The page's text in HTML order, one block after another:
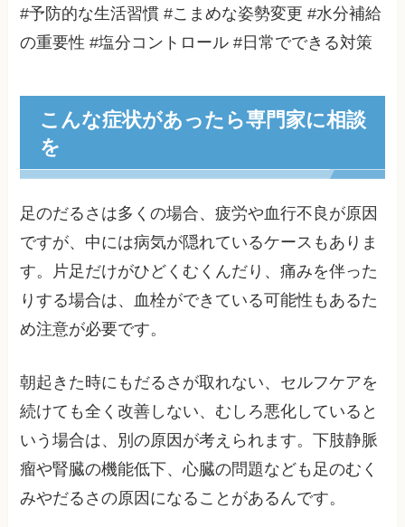
#予防的な生活習慣 #こまめな姿勢変更 #水分補給
の重要性 #塩分コントロール #日常でできる対策
こんな症状があったら専門家に相談
を
足のだるさは多くの場合、疲労や血行不良が原因
ですが、中には病気が隠れているケースもありま
す。片足だけがひどくむくんだり、痛みを伴った
りする場合は、血栓ができている可能性もあるた
め注意が必要です。
朝起きた時にもだるさが取れない、セルフケアを
続けても全く改善しない、むしろ悪化していると
いう場合は、別の原因が考えられます。下肢静脈
瘤や腎臓の機能低下、心臓の問題なども足のむく
みやだるさの原因になることがあるんです。